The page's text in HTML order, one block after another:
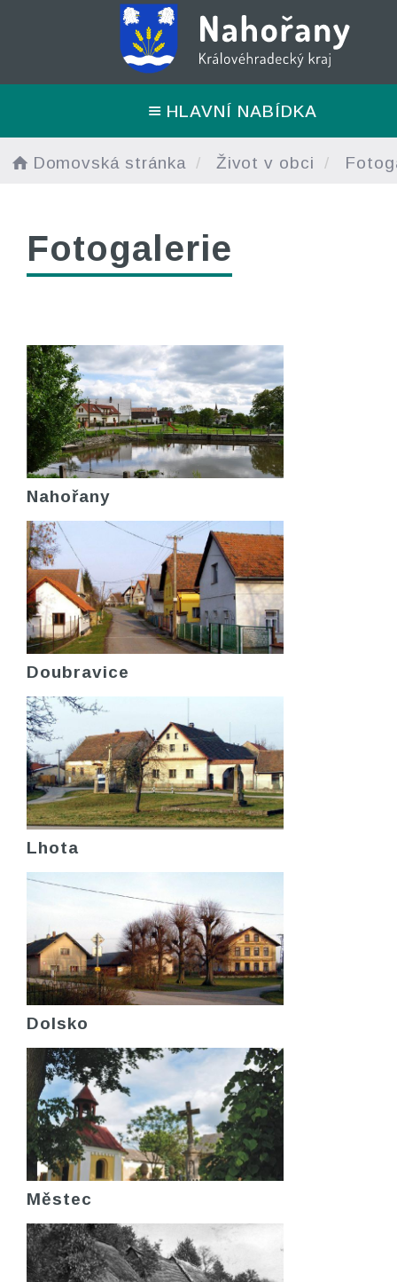
HLAVNÍ NABÍDKA
Domovská stránka Život v obci
Fotogalerie
Nahořany
Doubravice
Lhota
Dolsko
Městec